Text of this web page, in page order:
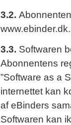
3.2.
www.ebinder.dk.
3.3. Softwaren
Abonnentens
”Software as a
internettet kan
af eBinders
Softwaren kan